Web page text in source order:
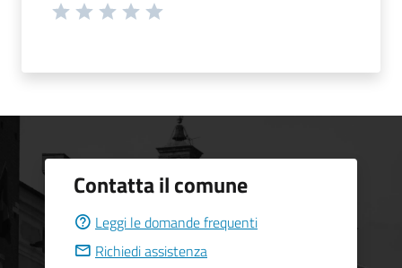
Contatta il comune
Leggi le domande frequenti
Richiedi assistenza